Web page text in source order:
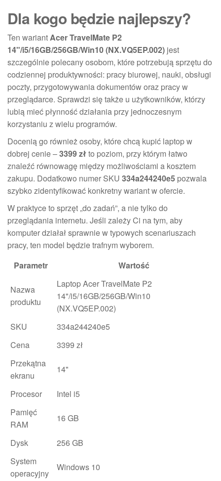
Dla kogo będzie najlepszy?
Ten wariantAcer TravelMate P2
14"/i5/16GB/256GB/Win10 (NX.VQ5EP.002) jest
szczególnie polecany osobom, które potrzebują sprzętu do
codziennej produktywności: pracy biurowej, nauki, obsługi
poczty, przygotowywania dokumentów oraz pracy w
przeglądarce. Sprawdzi się także u użytkowników, którzy
lubią mieć płynność działania przy jednoczesnym
korzystaniu z wielu programów.
Docenią go również osoby, które chcą kupić laptop w
dobrej cenie –3399 złto poziom, przy którym łatwo
znaleźć równowagę między możliwościami a kosztem
zakupu. Dodatkowo numer SKU 334a244240e5 pozwala
szybko zidentyfikować konkretny wariant w ofercie.
W praktyce to sprzęt „do zadań”, a nie tylko do
przeglądania internetu. Jeśli zależy Ci na tym, aby
komputer działał sprawnie w typowych scenariuszach
pracy, ten model będzie trafnym wyborem.
Parametr
Wartość
Nazwa
produktu
Laptop Acer TravelMate P2
14"/i5/16GB/256GB/Win10
(NX.VQ5EP.002)
SKU
334a244240e5
Cena
3399 zł
Przekątna
ekranu
14"
Procesor
Intel i5
Pamięć
RAM
16 GB
Dysk
256 GB
System
operacyjny
Windows 10